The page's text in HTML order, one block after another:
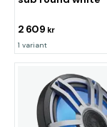
2 609 kr
1 variant